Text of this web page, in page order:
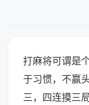
打麻将可谓是
于习惯，不赢
三，四连摸三